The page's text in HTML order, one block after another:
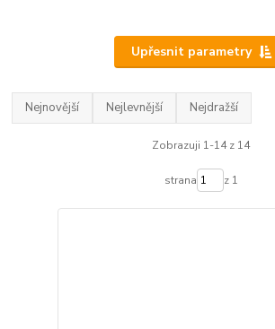
Upřesnit parametry
Nejnovější Nejlevnější Nejdražší
Zobrazuji 1-14 z 14
strana z 1